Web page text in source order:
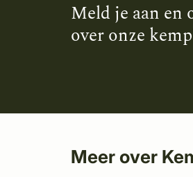
Meld je aan en
over onze
Meer over